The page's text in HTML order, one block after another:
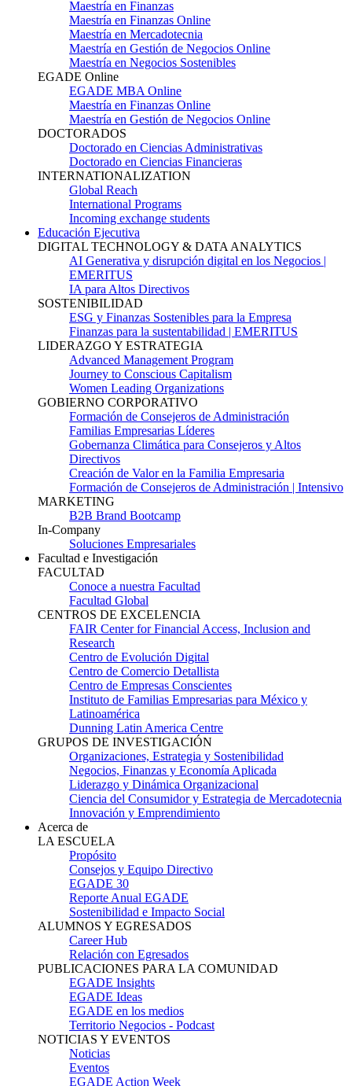
Maestría en Finanzas
Maestría en Finanzas Online
Maestría en Mercadotecnia
Maestría en Gestión de Negocios Online
Maestría en Negocios Sostenibles
EGADE Online
EGADE MBA Online
Maestría en Finanzas Online
Maestría en Gestión de Negocios Online
DOCTORADOS
Doctorado en Ciencias Administrativas
Doctorado en Ciencias Financieras
INTERNATIONALIZATION
Global Reach
International Programs
Incoming exchange students
Educación Ejecutiva
DIGITAL TECHNOLOGY & DATA ANALYTICS
AI Generativa y disrupción digital en los Negocios |
EMERITUS
IA para Altos Directivos
SOSTENIBILIDAD
ESG y Finanzas Sostenibles para la Empresa
Finanzas para la sustentabilidad | EMERITUS
LIDERAZGO Y ESTRATEGIA
Advanced Management Program
Journey to Conscious Capitalism
Women Leading Organizations
GOBIERNO CORPORATIVO
Formación de Consejeros de Administración
Familias Empresarias Líderes
Gobernanza Climática para Consejeros y Altos
Directivos
Creación de Valor en la Familia Empresaria
Formación de Consejeros de Administración | Intensivo
MARKETING
B2B Brand Bootcamp
In-Company
Soluciones Empresariales
Facultad e Investigación
FACULTAD
Conoce a nuestra Facultad
Facultad Global
CENTROS DE EXCELENCIA
FAIR Center for Financial Access, Inclusion and
Research
Centro de Evolución Digital
Centro de Comercio Detallista
Centro de Empresas Conscientes
Instituto de Familias Empresarias para México y
Latinoamérica
Dunning Latin America Centre
GRUPOS DE INVESTIGACIÓN
Organizaciones, Estrategia y Sostenibilidad
Negocios, Finanzas y Economía Aplicada
Liderazgo y Dinámica Organizacional
Ciencia del Consumidor y Estrategia de Mercadotecnia
Innovación y Emprendimiento
Acerca de
LA ESCUELA
Propósito
Consejos y Equipo Directivo
EGADE 30
Reporte Anual EGADE
Sostenibilidad e Impacto Social
ALUMNOS Y EGRESADOS
Career Hub
Relación con Egresados
PUBLICACIONES PARA LA COMUNIDAD
EGADE Insights
EGADE Ideas
EGADE en los medios
Territorio Negocios - Podcast
NOTICIAS Y EVENTOS
Noticias
Eventos
EGADE Action Week